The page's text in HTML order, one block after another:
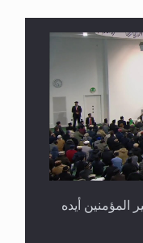
عليها.. ليس
المؤمنين أيده